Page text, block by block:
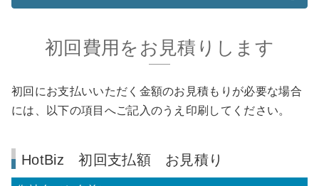
初回費用をお見積りします
初回にお支払いいただく金額のお見積もりが必要な場合
には、以下の項目へご記入のうえ印刷してください。
HotBiz 初回支払額 お見積り